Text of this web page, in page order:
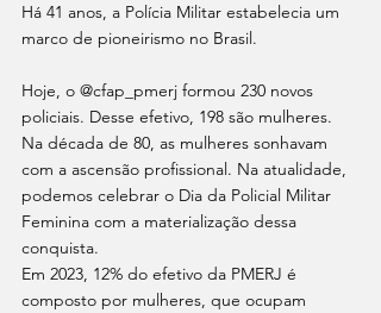
Há 41 anos, a Polícia Militar estabelecia um
marco de pioneirismo no Brasil.
Hoje, o @cfap_pmerj formou 230 novos
policiais. Desse efetivo, 198 são mulheres.
Na década de 80, as mulheres sonhavam
com a ascensão profissional. Na atualidade,
podemos celebrar o Dia da Policial Militar
Feminina com a materialização dessa
conquista.
Em 2023, 12% do efetivo da PMERJ é
composto por mulheres, que ocupam